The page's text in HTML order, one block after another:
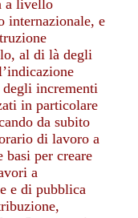
a livello
internazionale, e
al di là degli
incrementi
in particolare
da subito
di lavoro a
basi per creare
a
e di pubblica